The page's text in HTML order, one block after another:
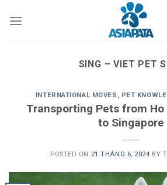
SING – VIET PET
INTERNATIONAL MOVES , PET
Transporting Pets from
to Singapore
POSTED ON 21 THÁNG 6, 2024 BY